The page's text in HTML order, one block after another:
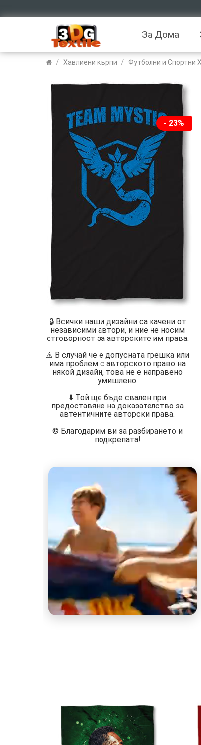
За Дома
/ Хавлиени кърпи / Футболни и Спортни
- 23%
🔒 Всички наши дизайни са качени от
независими автори, и ние не носим
отговорност за авторските им права.
⚠️ В случай че е допусната грешка или
има проблем с авторското право на
някой дизайн, това не е направено
умишлено.
⬇️ Той ще бъде свален при
предоставяне на доказателство за
автентичните авторски права.
©️ Благодарим ви за разбирането и
подкрепата!